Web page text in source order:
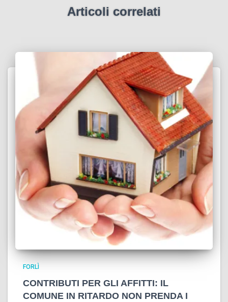
Articoli correlati
FORLÌ
CONTRIBUTI PER GLI AFFITTI: IL
COMUNE IN RITARDO NON PRENDA I